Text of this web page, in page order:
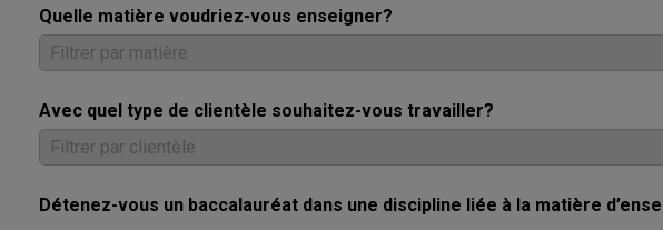
Quelle matière voudriez-vous enseigner?
Avec quel type de clientèle souhaitez-vous travailler?
Détenez-vous un baccalauréat dans une discipline liée à la matière